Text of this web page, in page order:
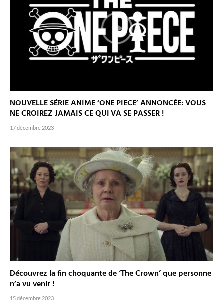
NOUVELLE SÉRIE ANIME ‘ONE PIECE’ ANNONCÉE: VOUS
NE CROIREZ JAMAIS CE QUI VA SE PASSER !
17 décembre 2023
Découvrez la fin choquante de ‘The Crown’ que personne
n’a vu venir !
15 décembre 2023